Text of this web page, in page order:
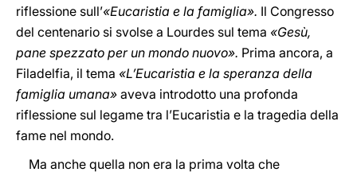
riflessione sull’«Eucaristia e la famiglia». Il Congresso
del centenario si svolse a Lourdes sul tema «Gesù,
pane spezzato per un mondo nuovo». Prima ancora, a
Filadelfia, il tema «L’Eucaristia e la speranza della
famiglia umana» aveva introdotto una profonda
riflessione sul legame tra l’Eucaristia e la tragedia della
fame nel mondo.
Ma anche quella non era la prima volta che